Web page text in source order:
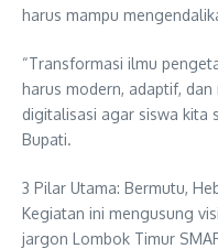
harus mampu
​“Transformasi ilmu
harus modern, adaptif,
digitalisasi agar siswa kita
Bupati.
​3 Pilar Utama: Bermutu,
​Kegiatan ini mengusung
jargon Lombok Timur